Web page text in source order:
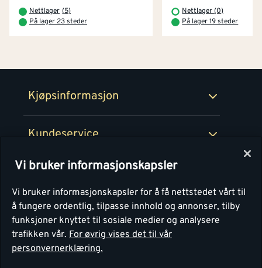
Nettlager (5)
På lager 23 steder
Nettlager (0)
På lager 19 steder
Kjøpsinformasjon
Retur- og angrerettsskjema
Kundeservice
Montér Klubb
Montér
Prismatch
Personvern
Vi bruker informasjonskapsler
Vi bruker informasjonskapsler for å få nettstedet vårt til
å fungere ordentlig, tilpasse innhold og annonser, tilby
funksjoner knyttet til sosiale medier og analysere
trafikken vår. For øvrig vises det til vår
personvernerklæring.